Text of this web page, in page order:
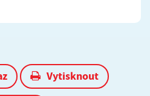
Vytisknout